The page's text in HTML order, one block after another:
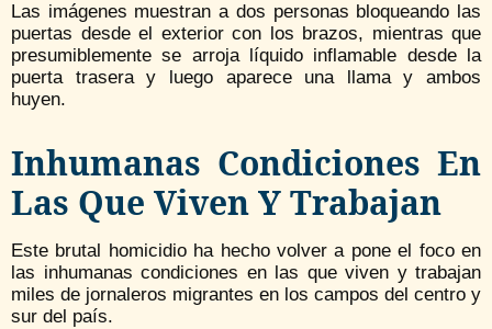
Las imágenes muestran a dos personas bloqueando las
puertas desde el exterior con los brazos, mientras que
presumiblemente se arroja líquido inflamable desde la
puerta trasera y luego aparece una llama y ambos
huyen.
Inhumanas Condiciones En
Las Que Viven Y Trabajan
Este brutal homicidio ha hecho volver a pone el foco en
las inhumanas condiciones en las que viven y trabajan
miles de jornaleros migrantes en los campos del centro y
sur del país.